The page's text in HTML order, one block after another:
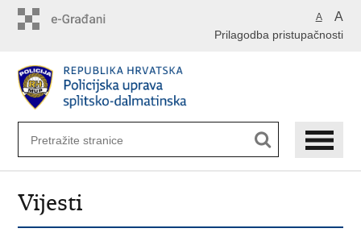
A A
Prilagodba pristupačnosti
Vijesti